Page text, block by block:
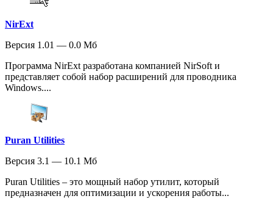
NirExt
Версия 1.01 — 0.0 Мб
Программа NirExt разработана компанией NirSoft и
представляет собой набор расширений для проводника
Windows....
Puran Utilities
Версия 3.1 — 10.1 Мб
Puran Utilities – это мощный набор утилит, который
предназначен для оптимизации и ускорения работы...